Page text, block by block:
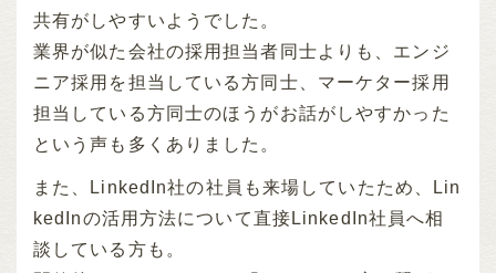
共有がしやすいようでした。
業界が似た会社の採用担当者同士よりも、エンジ
ニア採用を担当している方同士、マーケター採用
担当している方同士のほうがお話がしやすかった
という声も多くありました。
また、LinkedIn社の社員も来場していたため、Lin
kedInの活用方法について直接LinkedIn社員へ相
談している方も。